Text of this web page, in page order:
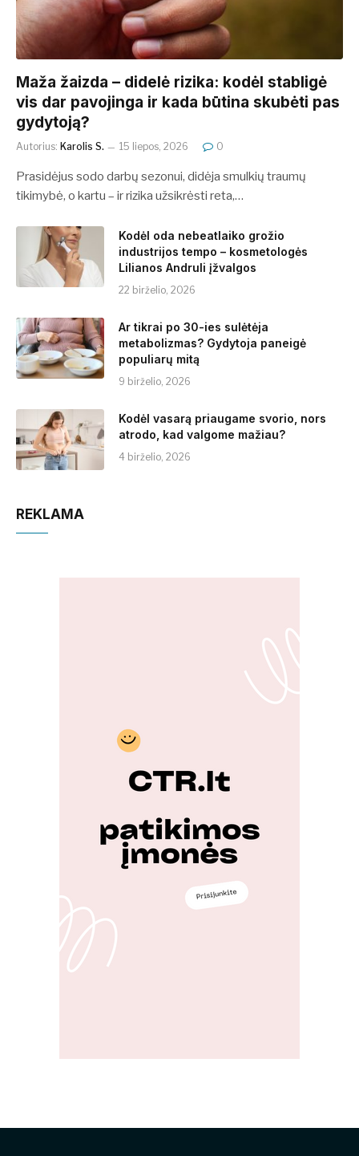
​​Maža žaizda – didelė rizika: kodėl stabligė
vis dar pavojinga ir kada būtina skubėti pas
gydytoją?
Autorius: Karolis S. 15 liepos, 2026 0
Prasidėjus sodo darbų sezonui, didėja smulkių traumų
tikimybė, o kartu – ir rizika užsikrėsti reta,…
Kodėl oda nebeatlaiko grožio
industrijos tempo – kosmetologės
Lilianos Andruli įžvalgos
22 birželio, 2026
Ar tikrai po 30-ies sulėtėja
metabolizmas? Gydytoja paneigė
populiarų mitą
9 birželio, 2026
Kodėl vasarą priaugame svorio, nors
atrodo, kad valgome mažiau?
4 birželio, 2026
REKLAMA